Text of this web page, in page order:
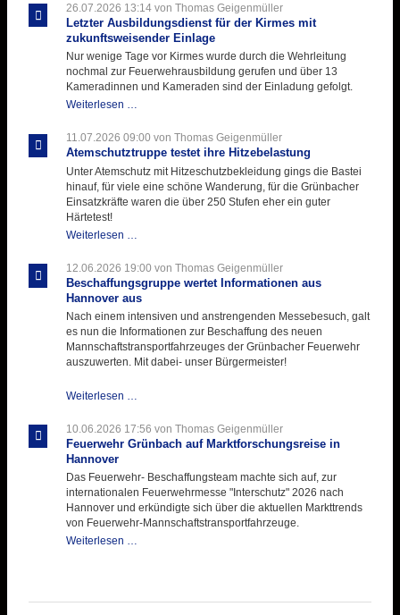
26.07.2026 13:14von Thomas Geigenmüller
Letzter Ausbildungsdienst für der Kirmes mit
zukunftsweisender Einlage
Nur wenige Tage vor Kirmes wurde durch die Wehrleitung
nochmal zur Feuerwehrausbildung gerufen und über 13
Kameradinnen und Kameraden sind der Einladung gefolgt.
Weiterlesen …
für
der
11.07.2026 09:00 von Thomas Geigenmüller
Atemschutztruppe testet ihre Hitzebelastung
Unter Atemschutz mit Hitzeschutzbekleidung gings die Bastei
hinauf, für viele eine schöne Wanderung, für die Grünbacher
Einsatzkräfte waren die über 250 Stufen eher ein guter
Härtetest!
Weiterlesen …
ihre
Hitzebelastung
12.06.2026 19:00 von Thomas Geigenmüller
Beschaffungsgruppe wertet Informationen aus
Hannover aus
Nach einem intensiven und anstrengenden Messebesuch, galt
es nun die Informationen zur Beschaffung des neuen
Mannschaftstransportfahrzeuges der Grünbacher Feuerwehr
auszuwerten. Mit dabei- unser Bürgermeister!
Weiterlesen …
Informationen
aus
aus
10.06.2026 17:56 von Thomas Geigenmüller
Feuerwehr Grünbach auf Marktforschungsreise in
Hannover
Das Feuerwehr- Beschaffungsteam machte sich auf, zur
internationalen Feuerwehrmesse "Interschutz" 2026 nach
Hannover und erkündigte sich über die aktuellen Markttrends
von Feuerwehr-Mannschaftstransportfahrzeuge.
Weiterlesen …
in